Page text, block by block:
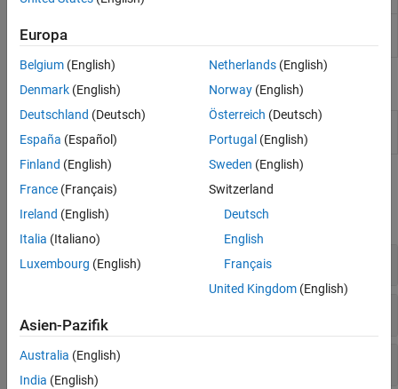
Designer
specifying constraints
Live Editor Tasks
Designfilter Design a digital filter in the Live Editor
Funktionen
alle erweitern
FIR-Filter
Filter-Dienstprogramme
Europa
Belgium (English)
Denmark (English)
Deutschland (Deutsch)
España (Español)
Finland (English)
France (Français)
Ireland (English)
Italia (Italiano)
Luxembourg (English)
Netherlands(English)
Norway(English)
Österreich (Deutsch)
Portugal (English)
Sweden (English)
Switzerland
Deutsch
English
Français
United Kingdom(English)
Asien-Pazifik
Australia (English)
India (English)